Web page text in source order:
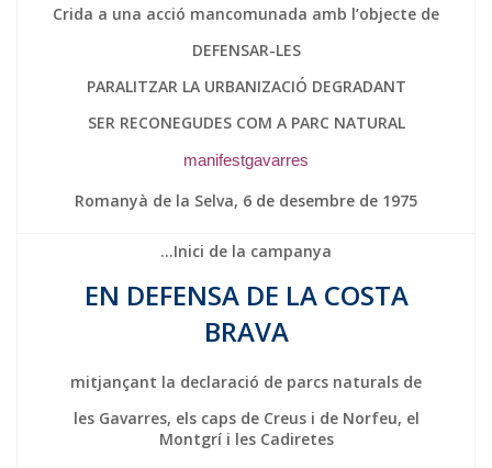
Crida a una acció mancomunada amb l’objecte de
DEFENSAR-LES
PARALITZAR LA URBANIZACIÓ DEGRADANT
SER RECONEGUDES COM A PARC NATURAL
manifestgavarres
Romanyà de la Selva, 6 de desembre de 1975
…Inici de la campanya
EN DEFENSA DE LA COSTA
BRAVA
mitjançant la declaració de parcs naturals de
les Gavarres, els caps de Creus i de Norfeu, el
Montgrí i les Cadiretes